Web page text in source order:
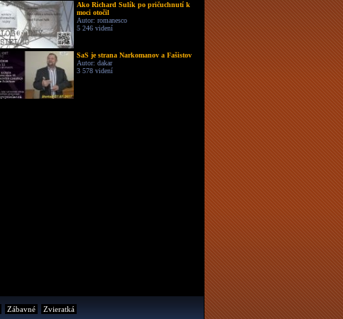
Ako Richard Sulík po pričuchnutí k
moci otočil
Autor: romanesco
5 246 videní
SaS je strana Narkomanov a Fašistov
Autor: dakar
3 578 videní
Zábavné Zvieratká